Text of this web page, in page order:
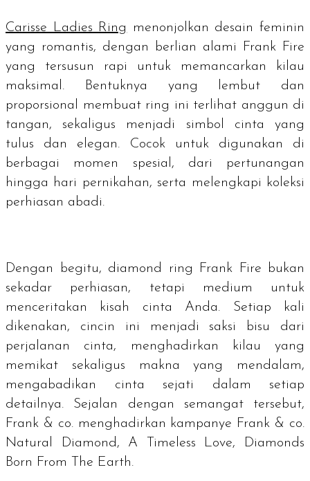
Carisse Ladies Ring
menonjolkan desain feminin
yang romantis, dengan berlian alami Frank Fire
yang tersusun rapi untuk memancarkan kilau
maksimal. Bentuknya yang lembut dan
proporsional membuat ring ini terlihat anggun di
tangan, sekaligus menjadi simbol cinta yang
tulus dan elegan. Cocok untuk digunakan di
berbagai momen spesial, dari pertunangan
hingga hari pernikahan, serta melengkapi koleksi
perhiasan abadi.
Dengan begitu, diamond ring Frank Fire bukan
sekadar perhiasan, tetapi medium untuk
menceritakan kisah cinta Anda. Setiap kali
dikenakan, cincin ini menjadi saksi bisu dari
perjalanan cinta, menghadirkan kilau yang
memikat sekaligus makna yang mendalam,
mengabadikan cinta sejati dalam setiap
detailnya. Sejalan dengan semangat tersebut,
Frank & co. menghadirkan kampanye Frank & co.
Natural Diamond, A Timeless Love, Diamonds
Born From The Earth.